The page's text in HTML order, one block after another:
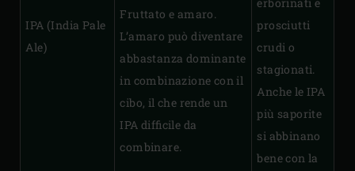
IPA (India Pale
Ale)
Fruttato e amaro.
L’amaro può diventare
abbastanza dominante
in combinazione con il
cibo, il che rende un
IPA difficile da
combinare.
prosciutti
crudi o
stagionati.
Anche le IPA
più saporite
si abbinano
bene con la